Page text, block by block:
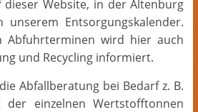
dieser Website, in der Altenburg
Entsorgungskalender.
Abfuhrterminen wird hier auch
und Recycling informiert.
Abfallberatung bei Bedarf z. B.
der einzelnen Wertstofftonnen